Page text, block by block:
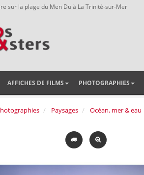
sur la plage du Men Du à La Trinité-sur-Mer
AFFICHES DE FILMS PHOTOGRAPHIES
Paysages Océan, mer & eau